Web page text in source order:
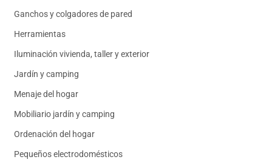
Ganchos y colgadores de pared
Herramientas
Iluminación vivienda, taller y exterior
Jardín y camping
Menaje del hogar
Mobiliario jardín y camping
Ordenación del hogar
Pequeños electrodomésticos